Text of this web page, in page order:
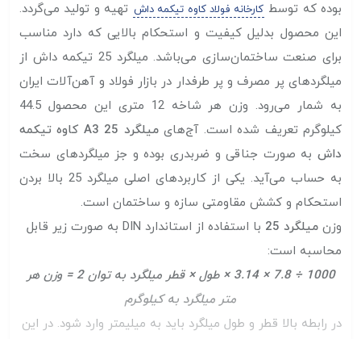
بوده که توسط کارخانه فولاد کاوه تیکمه داش تهیه و تولید می‌گردد.
این محصول بدلیل کیفیت و استحکام بالایی که دارد مناسب
برای صنعت ساختمان‌سازی می‌باشد. میلگرد 25 تیکمه داش از
میلگرد‌های پر مصرف و پر طرفدار در بازار فولاد و آهن‌آلات ایران
به شمار می‌رود. وزن هر شاخه 12 متری این محصول 44.5
کیلوگرم تعریف شده است. آج‌های
میلگرد 25 A3 کاوه تیکمه
داش به صورت جناقی و ضربدری بوده و جز میلگرد‌های سخت
به حساب می‌آید. یکی از کاربردهای اصلی میلگرد 25 بالا بردن
استحکام و کشش مقاومتی سازه و ساختمان است.
وزن میلگرد 25
با استفاده از استاندارد DIN به صورت زیر قابل
محاسبه است:
1000 ÷ 7.8 × 3.14 × طول × قطر میلگرد به توان 2 = وزن هر
متر میلگرد به کیلوگرم
در رابطه بالا قطر و طول میلگرد باید به میلیمتر وارد شود. در این